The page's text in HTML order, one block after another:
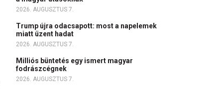
2026. AUGUSZTUS 7.
Trump újra odacsapott: most a napelemek
miatt üzent hadat
2026. AUGUSZTUS 7.
Milliós büntetés egy ismert magyar
fodrászcégnek
2026. AUGUSZTUS 7.